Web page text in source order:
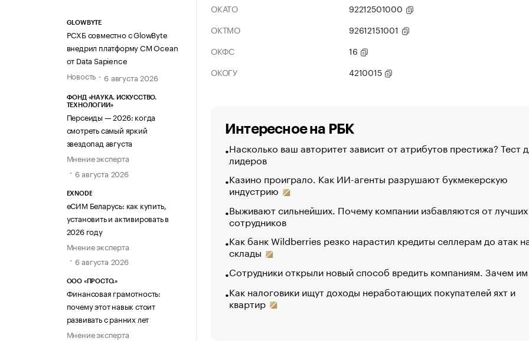
GLOWBYTE
РСХБ совместно с GlowByte
внедрил платформу CM Ocean
от Data Sapience
Новость
6 августа 2026
ФОНД «НАУКА. ИСКУССТВО.
ТЕХНОЛОГИИ»
Персеиды — 2026: когда
смотреть самый яркий
звездопад августа
Мнение эксперта
6 августа 2026
EXNODE
еСИМ Беларусь: как купить,
установить и активировать в
2026 году
Мнение эксперта
6 августа 2026
ООО «ПРОСТО.»
Финансовая грамотность:
почему этот навык стоит
развивать с ранних лет
Мнение эксперта
ОКАТО
92212501000
ОКТМО
92612151001
ОКФС
16
ОКОГУ
4210015
Интересное на РБК
Насколько ваш авторитет зависит от атрибутов престижа? Тест
лидеров
Казино проиграло. Как ИИ-агенты разрушают букмекерскую
индустрию
Выживают сильнейших. Почему компании избавляются от лучших
сотрудников
Как банк Wildberries резко нарастил кредиты селлерам до атак
склады
Сотрудники открыли новый способ вредить компаниям. Зачем
Как налоговики ищут доходы неработающих покупателей яхт и
квартир